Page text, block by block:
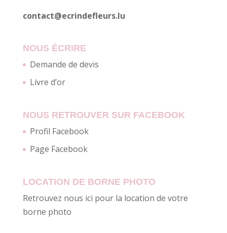
contact@ecrindefleurs.lu
NOUS ÉCRIRE
Demande de devis
Livre d’or
NOUS RETROUVER SUR FACEBOOK
Profil Facebook
Page Facebook
LOCATION DE BORNE PHOTO
Retrouvez nous ici pour la location de votre
borne photo